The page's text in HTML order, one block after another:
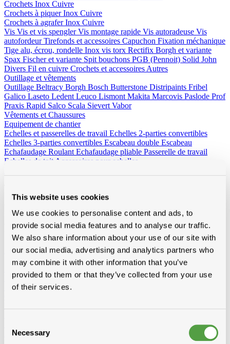
This website uses cookies
We use cookies to personalise content and ads, to
provide social media features and to analyse our traffic.
We also share information about your use of our site with
our social media, advertising and analytics partners who
may combine it with other information that you’ve
provided to them or that they’ve collected from your use
of their services.
Selection
Necessary
Crochets Inox Cuivre
Crochets à piquerInox Cuivre
Crochets à agraferInox Cuivre
Vis Vis et vis spenglerVis montage rapide Vis autoradeuse Vis
autofordeurTirefonds et accessoires Capuchon Fixation méchanique
Tige alu, écrou, rondelle Inox vis torx Rectifix Borgh et variante
Spax Fischer et variante Spit bouchons PGB (Pennoit) Solid John
Divers Fil en cuivre Crochets et accessoires Autres
Outillage et vêtements
Outillage Beltracy Borgh Bosch Butterstone Distripaints Fribel
Galico Laseto Ledent Leuco Lismont Makita Marcovis Paslode Prof
Praxis Rapid Salco Scala Sievert Vabor
Vêtements et Chaussures
Equipement de chantier
Echelles et passerelles de travail Echelles 2-parties convertibles
Echelles 3-parties convertibles Escabeau double Escabeau
Echafaudage Roulant Echafaudage pliable Passerelle de travail
Echelles de toit Accessoires pour echelles
une large gamme de bois adaptés à chaque application. Plusieurs
essences, traitées ou non, pour une qualité durable, prête à poser sur
toiture ou façade.
Afficher tous les produits de Bois
Loading...
Lattes
Epicia
SRN
Douglas traîtées